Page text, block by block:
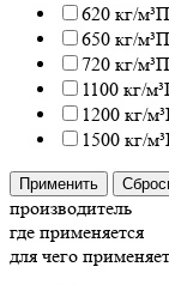
620 кг/м³
650 кг/м³
720 кг/м³
1100 кг/м³
1200 кг/м³
1500 кг/м³
Применить
производитель
где применяется
для чего